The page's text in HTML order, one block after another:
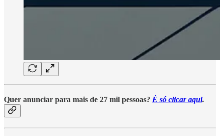
Quer anunciar para mais de 27 mil pessoas? É só clicar aqui.